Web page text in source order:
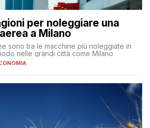
per noleggiare una
a Milano
sono tra le macchine più noleggiate in
nelle grandi città come Milano